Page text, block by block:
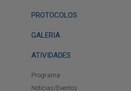
PROTOCOLOS
GALERIA
ATIVIDADES
Programa
Notícias/Eventos